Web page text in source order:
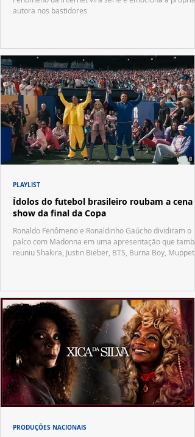
autora nos bastidores
Ídolos do futebol brasileiro roubam a cena
show da final da Copa
Ronaldo Fenômeno e Ronaldinho Gaúcho dividiram o
palco com Madonna em uma apresentação que
reuniu Shakira, Justin Bieber, BTS, Burna Boy, Muppets,
PLAYLIST
PRODUÇÕES NACIONAIS